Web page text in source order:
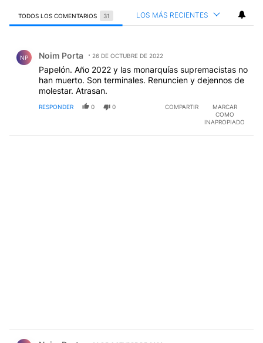
TODOS LOS COMENTARIOS 31 LOS MÁS RECIENTES
NP Noim Porta 26 DE OCTUBRE DE 2022
Papelón. Año 2022 y las monarquías supremacistas no
han muerto. Son terminales. Renuncien y dejennos de
molestar. Atrasan.
RESPONDER 0 0 COMPARTIR
MARCAR
COMO
INAPROPIADO